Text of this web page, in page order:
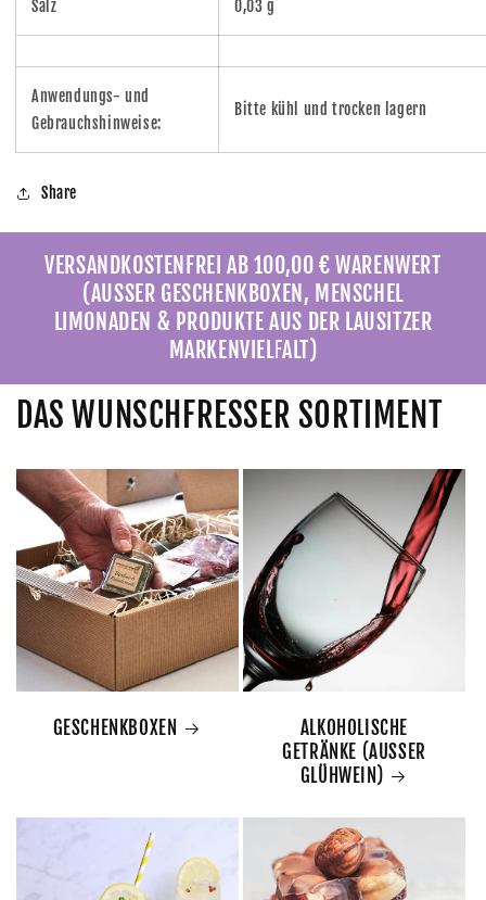
Salz 0,03 g
Anwendungs- und
Gebrauchshinweise:
‎Bitte kühl und trocken lagern
Share
VERSANDKOSTENFREI AB 100,00 € WARENWERT
(AUSSER GESCHENKBOXEN, MENSCHEL
LIMONADEN & PRODUKTE AUS DER LAUSITZER
MARKENVIELFALT)
DAS WUNSCHFRESSER SORTIMENT
GESCHENKBOXEN
ALKOHOLISCHE
GETRÄNKE (AUSSER
GLÜHWEIN)